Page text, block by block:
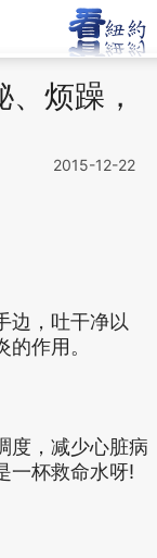
烦躁，
2015-12-22
边，吐干净以
作用。
度，减少心脏病
一杯救命水呀!